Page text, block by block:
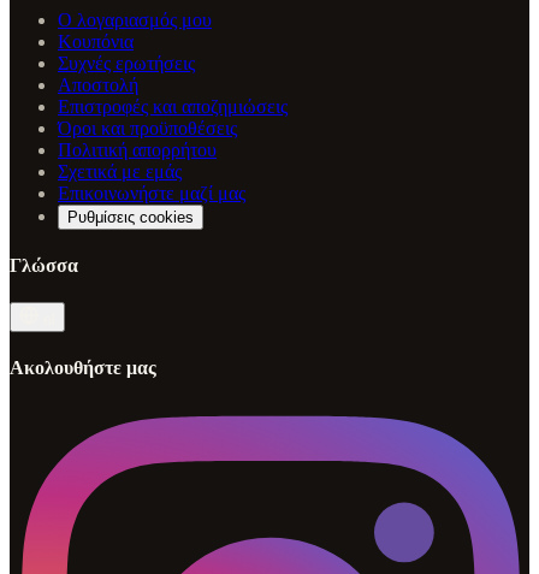
Ο λογαριασμός μου
Κουπόνια
Συχνές ερωτήσεις
Αποστολή
Επιστροφές και αποζημιώσεις
Όροι και προϋποθέσεις
Πολιτική απορρήτου
Σχετικά με εμάς
Επικοινωνήστε μαζί μας
Ρυθμίσεις cookies
Γλώσσα
Ακολουθήστε μας